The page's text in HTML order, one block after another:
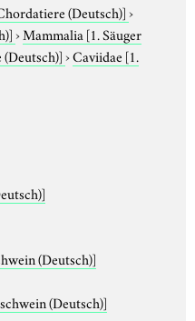
(Deutsch)]›
›Mammalia [1. Säuger
(Deutsch)]›Caviidae [1.
(Deutsch)]
(Deutsch)]